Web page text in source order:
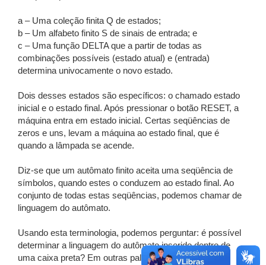
a – Uma coleção finita Q de estados;
b – Um alfabeto finito S de sinais de entrada; e
c – Uma função DELTA que a partir de todas as
combinações possíveis (estado atual) e (entrada)
determina univocamente o novo estado.
Dois desses estados são específicos: o chamado estado
inicial e o estado final. Após pressionar o botão RESET, a
máquina entra em estado inicial. Certas seqüências de
zeros e uns, levam a máquina ao estado final, que é
quando a lâmpada se acende.
Diz-se que um autômato finito aceita uma seqüência de
símbolos, quando estes o conduzem ao estado final. Ao
conjunto de todas estas seqüências, podemos chamar de
linguagem do autômato.
Usando esta terminologia, podemos perguntar: é possível
determinar a linguagem do autômato inserido dentro de
uma caixa preta? Em outras palavras, nós podemos